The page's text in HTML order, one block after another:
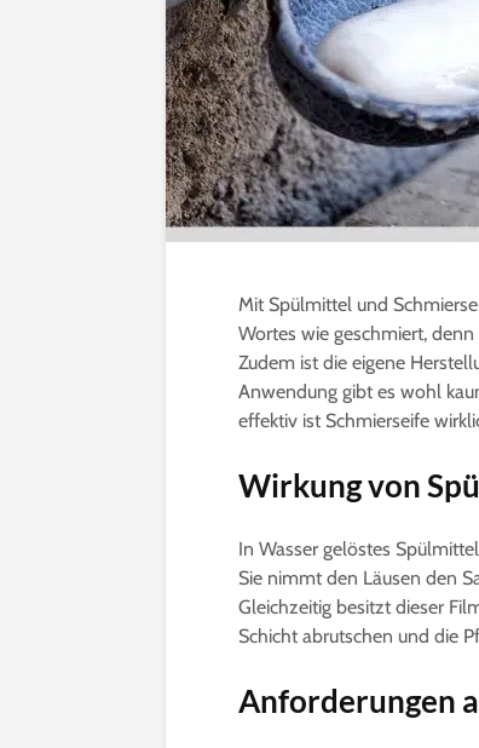
Mit Spülmittel und
Wortes wie geschmiert,
Zudem ist die eigene
Anwendung gibt es wohl
effektiv ist Schmierseife
Wirkung von
In Wasser gelöstes
Sie nimmt den Läusen den
Gleichzeitig besitzt dieser
Schicht abrutschen und die
Anforderungen